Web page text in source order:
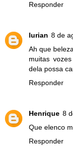
Responder
lurian 8 de
Ah que
muitas
dela possa
Responder
Henrique 8
Que elenco
Responder